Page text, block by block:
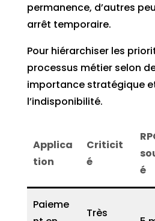
permanence, d’autres
arrêt temporaire.
Pour hiérarchiser les
processus métier selon
importance stratégique
l’indisponibilité.
Applica
tion
Criticit
é
é
Paieme
Très